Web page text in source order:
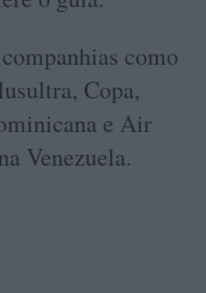
como
Copa,
e Air
Venezuela.